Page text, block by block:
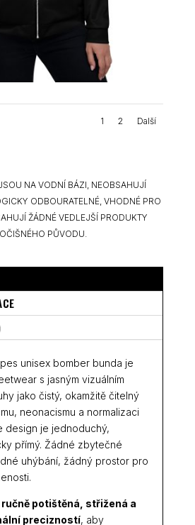
1 2 Další
NA VODNÍ BÁZI, NEOBSAHUJÍ
ODBOURATELNÉ, VHODNÉ PRO
ŽÁDNÉ VEDLEJŠÍ PRODUKTY
PŮVODU.
unisex bomber bunda je
s jasným vizuálním
jako čistý, okamžitě čitelný
neonacismu a normalizaci
design je jednoduchý,
přímý. Žádné zbytečné
uhýbání, žádný prostor pro
ručně potištěná, střižená a
precizností, aby